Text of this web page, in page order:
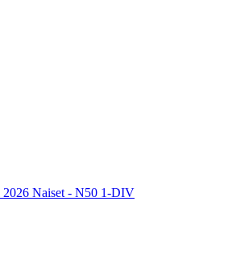
2026 Naiset - N50 1-DIV